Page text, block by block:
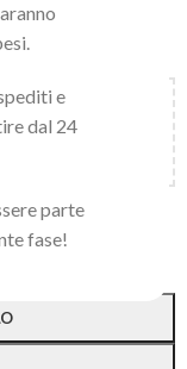
e
dal 24
parte
fase!
spedizione